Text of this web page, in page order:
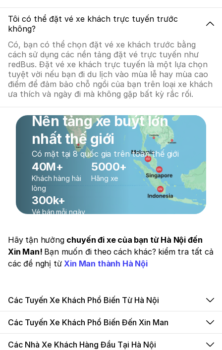
Tôi có thể đặt vé xe khách trực tuyến trước
không?
Có, bạn có thể chọn đặt vé xe khách trước bằng
cách sử dụng các nền tảng đặt vé trực tuyến như
redBus. Đặt vé xe khách trực tuyến là một lựa chọn
tuyệt vời nếu bạn đi du lịch vào mùa lễ hay mùa cao
điểm để đảm bảo chỗ ngồi của bạn trên loại xe khách
ưa thích và ngày đi mà không gặp bất kỳ rắc rối.
Nền tảng xe buýt lớn
nhất thế giới
Có mặt tại 8 quốc gia trên toàn thế giới
40M+
Khách hàng hài
lòng
5000+
Hãng xe
300k+
Vé bán mỗi ngày
Hãy tận hưởng chuyến đi xe của bạn từ Hà Nội đến
Xin Man! Bạn muốn đi theo cách khác? kiểm tra tất cả
các đề nghị từXin Man thành Hà Nội
Các Tuyến Xe Khách Phổ Biến Từ Hà Nội
Các Tuyến Xe Khách Phổ Biến Đến Xin Man
Các Nhà Xe Khách Hàng Đầu Tại Hà Nội